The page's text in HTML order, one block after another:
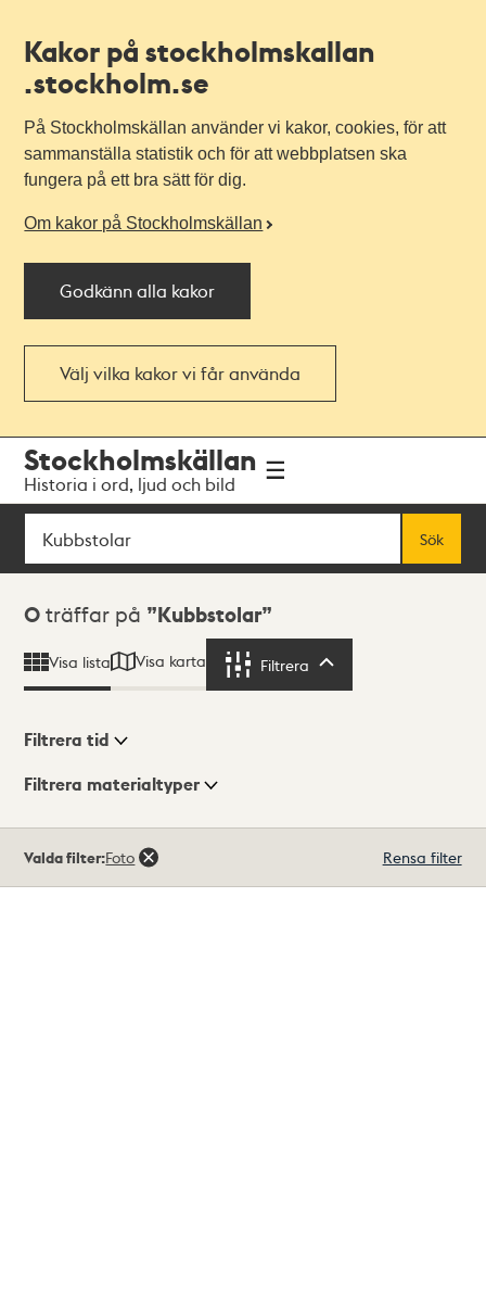
Kakor på stockholmskallan
.stockholm.se
På Stockholmskällan använder vi kakor, cookies, för att
sammanställa statistik och för att webbplatsen ska
fungera på ett bra sätt för dig.
Om kakor på Stockholmskällan
Godkänn alla kakor
Välj vilka kakor vi får använda
navigationen
huvudinnehållet
Stockholmskällan
Historia i ord, ljud och bild
Sök
Sök
Sökresultat
0 träffar på Kubbstolar
Visa lista Visa karta Filtrera
Visningsläge
Filtrera tid
Filtrera materialtyper
träffar
Valda filter:Foto Rensa filter